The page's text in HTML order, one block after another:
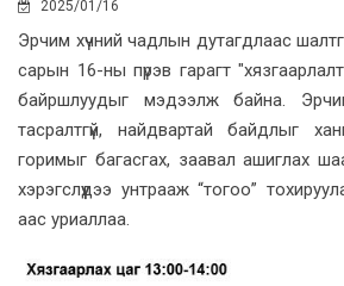
2025/01/16
Эрчим хүчний чадлын дутагдлаас
сарын 16-ны пүрэв гарагт
байршлуудыг мэдээлж байна.
тасралтгүй, найдвартай байдлыг
горимыг багасгах, заавал ашиглах
хэрэгслүүдээ унтрааж “тогоо”
аас уриаллаа.